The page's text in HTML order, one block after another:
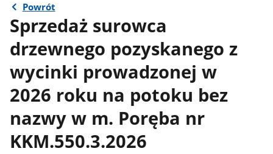
Powrót
Sprzedaż surowca
drzewnego pozyskanego z
wycinki prowadzonej w
2026 roku na potoku bez
nazwy w m. Poręba nr
KKM.550.3.2026